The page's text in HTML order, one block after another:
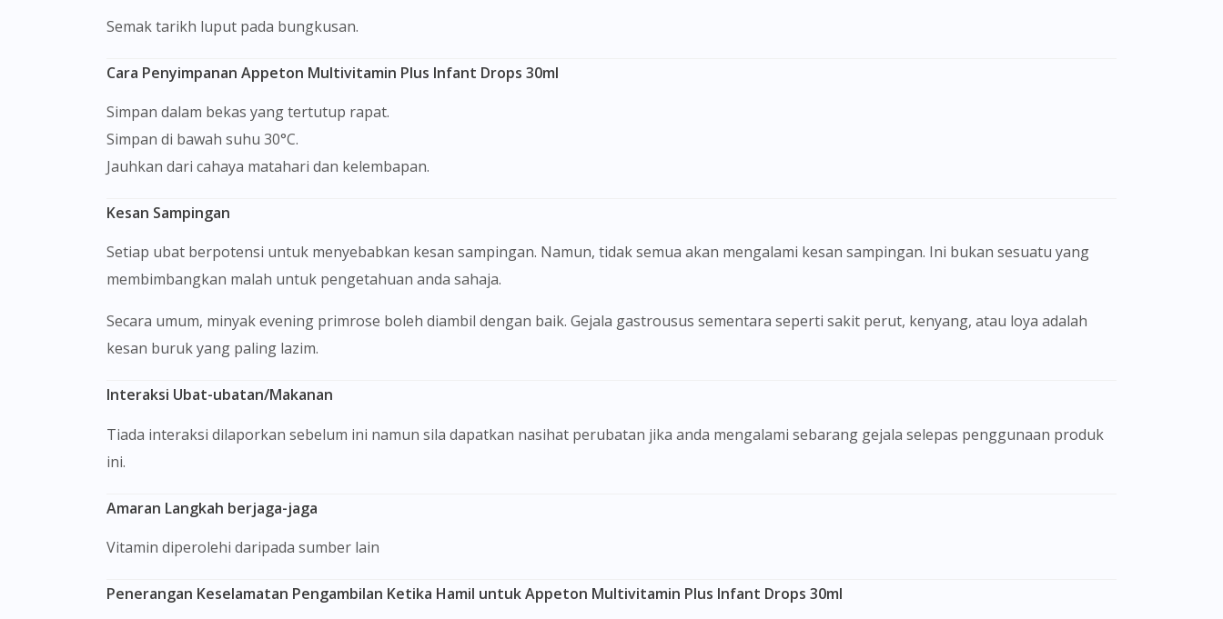
No, please do not redirect me
Semak tarikh luput pada bungkusan.
Cara Penyimpanan Appeton Multivitamin Plus Infant Drops 30ml
Simpan dalam bekas yang tertutup rapat.
Simpan di bawah suhu 30°C.
Jauhkan dari cahaya matahari dan kelembapan.
Kesan Sampingan
Setiap ubat berpotensi untuk menyebabkan kesan sampingan. Namun, tidak semua akan mengalami kesan sampingan. Ini bukan sesuatu yang
membimbangkan malah untuk pengetahuan anda sahaja.
Secara umum, minyak evening primrose boleh diambil dengan baik. Gejala gastrousus sementara seperti sakit perut, kenyang, atau loya adalah
kesan buruk yang paling lazim.
Interaksi Ubat-ubatan/Makanan
Tiada interaksi dilaporkan sebelum ini namun sila dapatkan nasihat perubatan jika anda mengalami sebarang gejala selepas penggunaan produk
ini.
Amaran Langkah berjaga-jaga
Vitamin diperolehi daripada sumber lain
Penerangan Keselamatan Pengambilan Ketika Hamil untuk Appeton Multivitamin Plus Infant Drops 30ml